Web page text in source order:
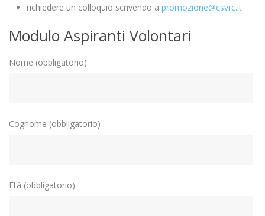
richiedere un colloquio scrivendo a promozione@csvrc.it.
Modulo Aspiranti Volontari
Nome (obbligatorio)
Cognome (obbligatorio)
Età (obbligatorio)